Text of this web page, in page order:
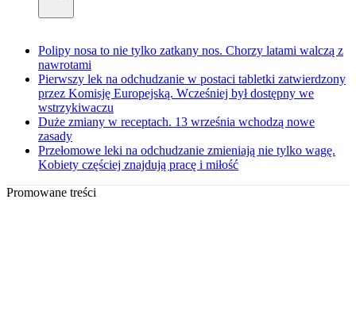
Polipy nosa to nie tylko zatkany nos. Chorzy latami walczą z
nawrotami
Pierwszy lek na odchudzanie w postaci tabletki zatwierdzony
przez Komisję Europejską. Wcześniej był dostępny we
wstrzykiwaczu
Duże zmiany w receptach. 13 września wchodzą nowe
zasady
Przełomowe leki na odchudzanie zmieniają nie tylko wagę.
Kobiety częściej znajdują pracę i miłość
Promowane treści